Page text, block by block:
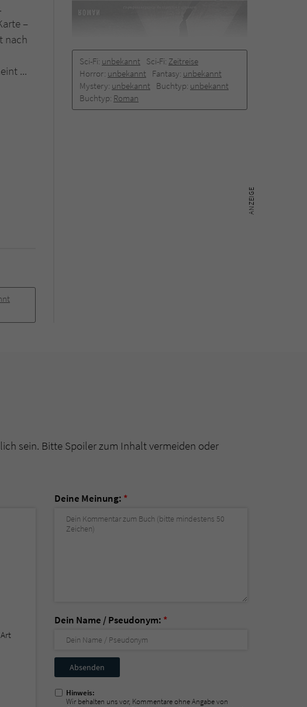
Sci-Fi: unbekannt Sci-Fi: Zeitreise
Horror: unbekannt Fantasy: unbekannt
Mystery: unbekannt Buchtyp: unbekannt
Buchtyp: Roman
–
nach
...
sein. Bitte Spoiler zum Inhalt vermeiden oder
Deine Meinung: *
Dein Name / Pseudonym: *
Nicht
ausfüllen!
Hinweis:
Wir behalten uns vor, Kommentare ohne Angabe von
der